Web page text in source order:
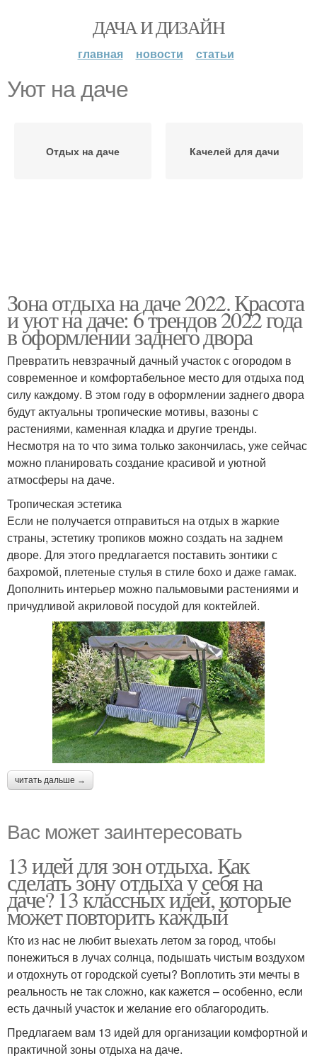
ДАЧА И ДИЗАЙН
главная новости статьи
Уют на даче
Отдых на даче Качелей для дачи
Зона отдыха на даче 2022. Красота
и уют на даче: 6 трендов 2022 года
в оформлении заднего двора
Превратить невзрачный дачный участок с огородом в
современное и комфортабельное место для отдыха под
силу каждому. В этом году в оформлении заднего двора
будут актуальны тропические мотивы, вазоны с
растениями, каменная кладка и другие тренды.
Несмотря на то что зима только закончилась, уже сейчас
можно планировать создание красивой и уютной
атмосферы на даче.
Тропическая эстетика
Если не получается отправиться на отдых в жаркие
страны, эстетику тропиков можно создать на заднем
дворе. Для этого предлагается поставить зонтики с
бахромой, плетеные стулья в стиле бохо и даже гамак.
Дополнить интерьер можно пальмовыми растениями и
причудливой акриловой посудой для коктейлей.
читать дальше →
Вас может заинтересовать
13 идей для зон отдыха. Как
сделать зону отдыха у себя на
даче? 13 классных идей, которые
может повторить каждый
Кто из нас не любит выехать летом за город, чтобы
понежиться в лучах солнца, подышать чистым воздухом
и отдохнуть от городской суеты? Воплотить эти мечты в
реальность не так сложно, как кажется – особенно, если
есть дачный участок и желание его облагородить.
Предлагаем вам 13 идей для организации комфортной и
практичной зоны отдыха на даче.